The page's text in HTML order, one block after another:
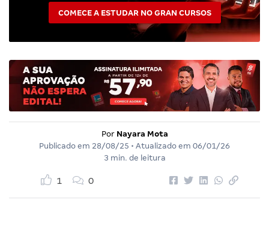
COMECE A ESTUDAR NO GRAN CURSOS
Por Nayara Mota
Publicado em 28/08/25 • Atualizado em 06/01/26
3 min. de leitura
1 0